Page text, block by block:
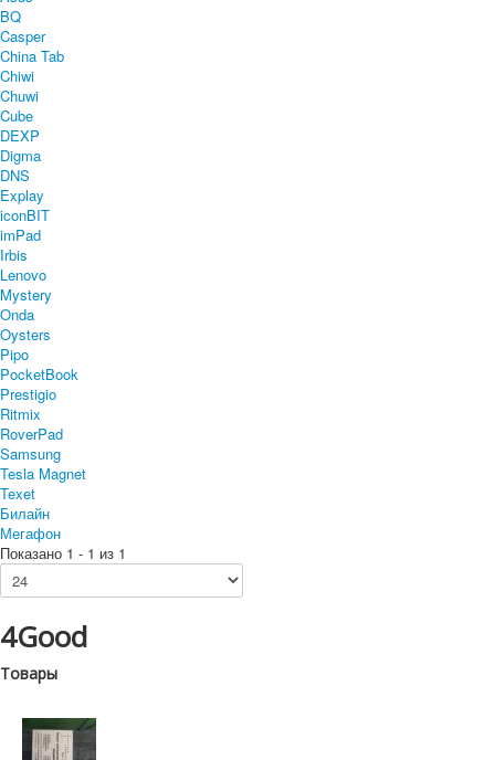
BQ
Casper
China Tab
Chiwi
Chuwi
Cube
DEXP
Digma
DNS
Explay
iconBIT
imPad
Irbis
Lenovo
Mystery
Onda
Oysters
Pipo
PocketBook
Prestigio
Ritmix
RoverPad
Samsung
Tesla Magnet
Texet
Билайн
Мегафон
Показано 1 - 1 из 1
4Good
Товары